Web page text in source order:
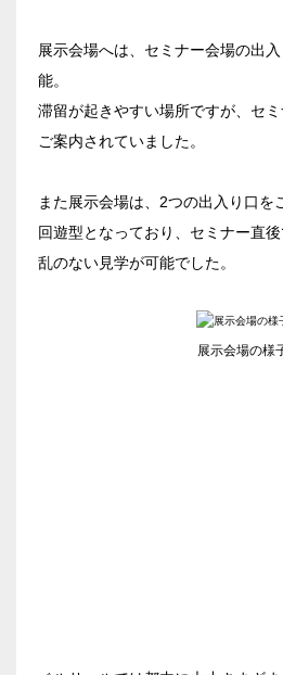
展示会場へは、セミナー会場の出
能。
滞留が起きやすい場所ですが、セ
ご案内されていました。
また展示会場は、2つの出入り口を
回遊型となっており、セミナー直
乱のない見学が可能でした。
展示会場の様
ベルサール九段
ベルサール虎ノ門
ベルサール六本木グランドコ
汐留・御成門・芝公園エリ
ベルサール芝公園
ベルサール御成門タワー
ベルサール東京汐留コンファ
ベルサール三田ガーデン
ベルサール有明コンファレン
ベルサール羽田空港
日時
日付／開始・終了時間から選ぶ